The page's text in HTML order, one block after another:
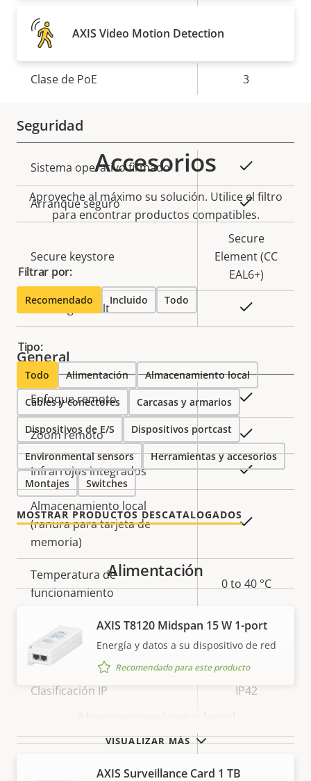
Red
Descripción
Clase de PoE 3
Seguridad
Descripción
de
propiedad
Valor de
la
propiedad
Sistema operativo firmado
Arranque seguro Sí
Secure keystore
Secure
Element (CC
EAL6+)
Axis Edge Vault
General
Descripción
de
propiedad
Valor de
la
propiedad
Enfoque remoto
Zoom remoto
Infrarrojos integrados Sí
Almacenamiento local
(ranura para tarjeta de
memoria)
Temperatura de
funcionamiento
0 to 40 °C
Preparada para exterior –
Clasificación de vandalismo
Clasificación IP IP42
Sostenibilidad
free, PVC
AXIS Video Motion Detection
Accesorios
Aproveche al máximo su solución. Utilice el filtro
para encontrar productos compatibles.
Filtrar por:
Recomendado Incluido Todo
Tipo:
Todo Alimentación Almacenamiento local
Cables y conectores Carcasas y armarios
Dispositivos de E/S Dispositivos portcast
Environmental sensors Herramientas y accesorios
Montajes Switches
MOSTRAR PRODUCTOS DESCATALOGADOS
VISUALIZAR MÁS
Alimentación
AXIS T8120 Midspan 15 W 1-port
Energía y datos a su dispositivo de red
Recomendado para este producto
AXIS Surveillance Card 1 TB